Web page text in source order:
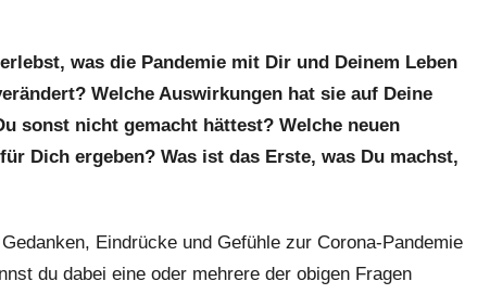
was die Pandemie mit Dir und Deinem Leben
Welche Auswirkungen hat sie auf Deine
sonst nicht gemacht hättest? Welche neuen
Dich ergeben? Was ist das Erste, was Du machst,
Eindrücke und Gefühle zur Corona-Pandemie
du dabei eine oder mehrere der obigen Fragen